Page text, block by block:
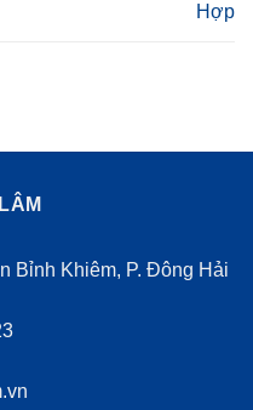
Hợp
Bỉnh Khiêm, P. Đông Hải